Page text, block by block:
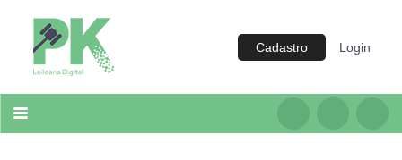
Cadastro Login
Categoria
Imóveis